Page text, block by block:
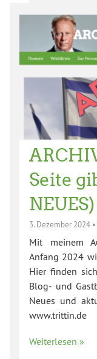
Seite
3. Dezember 2024 •
Mit meinem
Anfang 2024
Hier finden
Blog- und
Neues und
www.trittin.de
Weiterlesen »